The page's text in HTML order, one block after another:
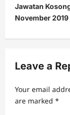
n
a
v
g
a
t
Jawatan
November 2019
Leave a
Your email
are marked *